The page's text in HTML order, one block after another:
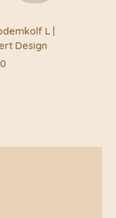
L |
Design